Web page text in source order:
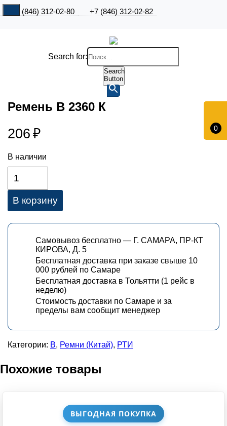
+7 (846) 312-02-80 +7 (846) 312-02-82
0
Search for:
Search
Button
ВЫГОДНАЯ ПОКУПКА
Ремень В 2360 К
206 ₽
В наличии
В корзину
Самовывоз бесплатно — Г. САМАРА, ПР-КТ
КИРОВА, Д. 5
Бесплатная доставка при заказе свыше 10
000 рублей по Самаре
Бесплатная доставка в Тольятти (1 рейс в
неделю)
Стоимость доставки по Самаре и за
пределы вам сообщит менеджер
Категории: В, Ремни (Китай), РТИ
Похожие товары